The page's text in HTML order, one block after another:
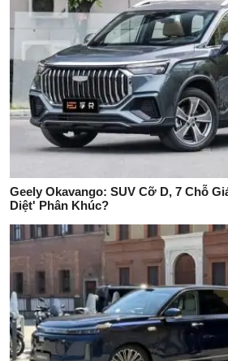
Geely Okavango: SUV Cỡ D, 7 Chỗ
Diệt' Phân Khúc?